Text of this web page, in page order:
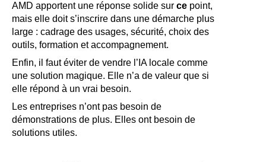
AMD apportent une réponse solide sur ce point,
mais elle doit s’inscrire dans une démarche plus
large : cadrage des usages, sécurité, choix des
outils, formation et accompagnement.
Enfin, il faut éviter de vendre l’IA locale comme
une solution magique. Elle n’a de valeur que si
elle répond à un vrai besoin.
Les entreprises n’ont pas besoin de
démonstrations de plus. Elles ont besoin de
solutions utiles.